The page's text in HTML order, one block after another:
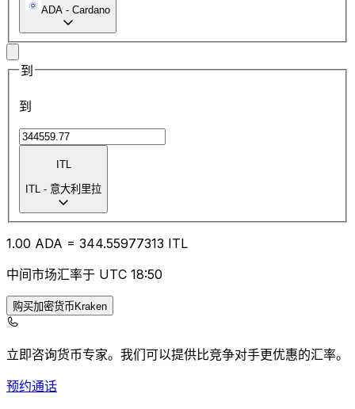
ADA - Cardano
到
到
ITL
ITL - 意大利里拉
1.00 ADA = 344.55977313 ITL
中间市场汇率于 UTC 18:50
购买加密货币Kraken
立即咨询货币专家。 我们可以提供比竞争对手更优惠的汇率。
预约通话